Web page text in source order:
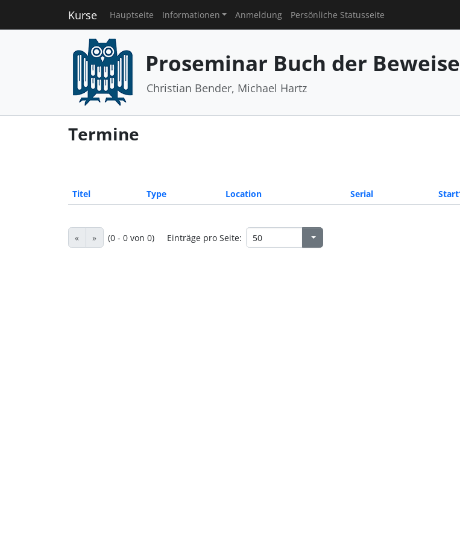
Kurse Hauptseite Informationen Anmeldung Persönliche Statusseite
Proseminar Buch der Beweise
Christian Bender, Michael Hartz
Termine
Titel Type Location Serial Start
« » (0 - 0 von 0) Einträge pro Seite: